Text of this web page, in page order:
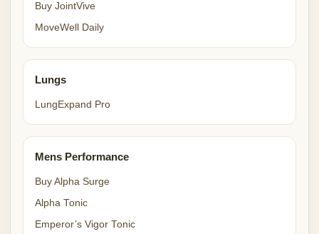
Buy JointVive
MoveWell Daily
Lungs
LungExpand Pro
Mens Performance
Buy Alpha Surge
Alpha Tonic
Emperor’s Vigor Tonic